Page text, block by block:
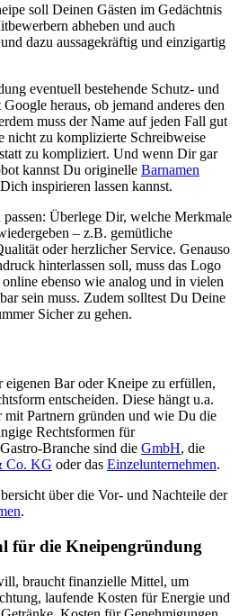
soll Deinen Gästen im Gedächtnis
abheben und auch
dazu aussagekräftig und einzigartig
eventuell bestehende Schutz- und
heraus, ob jemand anderes den
muss der Name auf jeden Fall gut
nicht zu komplizierte Schreibweise
zu kompliziert. Und wenn Dir gar
kannst Du originelle Barnamen
inspirieren lassen kannst.
Überlege Dir, welche Merkmale
– z.B. gemütliche
oder herzlicher Service. Genauso
hinterlassen soll, muss das Logo
online ebenso wie analog und in vielen
sein muss. Zudem solltest Du Deine
Sicher zu gehen.
Bar oder Kneipe zu erfüllen,
entscheiden. Diese hängt u.a.
Partnern gründen und wie Du die
Rechtsformen für
Branche sind die GmbH, die
Co. KG oder das Einzelunternehmen.
über die Vor- und Nachteile der
.
für die Kneipengründung
braucht finanzielle Mittel, um
laufende Kosten für Energie und